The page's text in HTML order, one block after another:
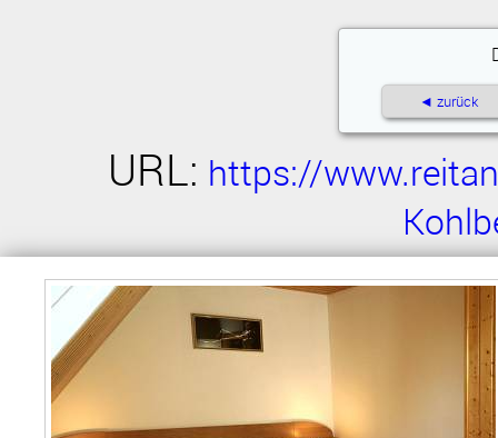
◄ zurück
URL: https://